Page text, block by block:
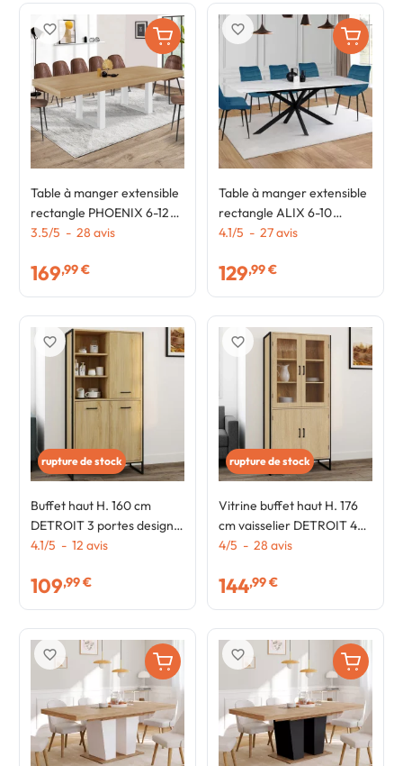
Table à manger extensible
rectangle PHOENIX 6-12
personnes bois et blanc
3.5/5 - 28 avis
169,99 €
favorite_border
Table à manger extensible
rectangle ALIX 6-10
personnes pied araignée
blanc ALASKA 160-200 cm
4.1/5 - 27avis
129,99 €
favorite_border
rupture de stock
Buffet haut H. 160 cm
DETROIT 3 portes design
industriel
4.1/5 - 12 avis
109,99 €
favorite_border
rupture de stock
Vitrine buffet haut H. 176
cm vaisselier DETROIT 4
portes design industriel
4/5 - 28 avis
144,99 €
favorite_border
favorite_border favorite_border